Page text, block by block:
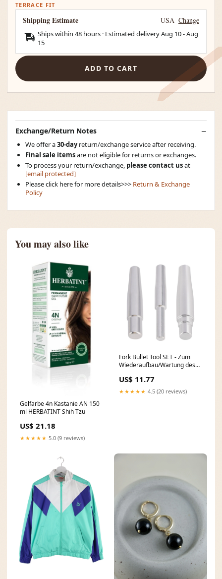
TERRACE FIT
Shipping Estimate USA Change
Ships within 48 hours · Estimated deliveryAug 10-Aug
15
ADD TO CART
Exchange/Return Notes
We offer a30-dayreturn/exchange service after receiving.
Final sale itemsare not eligible for returns or exchanges.
To process your return/exchange, please contact usat
[email protected]
Please click here for more details>>> Return & Exchange
Policy
You may also like
Gelfarbe 4n Kastanie AN 150
ml HERBATINT Shih Tzu
US$ 21.18
★★★★★ 5.0 (9 reviews)
Fork Bullet Tool SET - Zum
Wiederaufbau/Wartung des
GRIP/CTD/NA2/FIT Chevrolet
Car Clutches & Parts
US$ 11.77
★★★★★ 4.5 (20 reviews)